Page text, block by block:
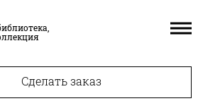
Сделать заказ